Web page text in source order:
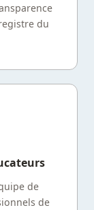
du
de
de